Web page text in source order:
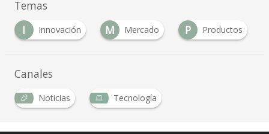
Temas
M Mercado P Productos P Proyectos
Canales
Noticias Tecnología